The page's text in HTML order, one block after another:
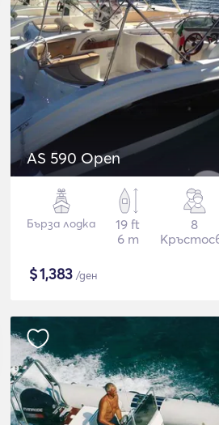
AS 590 Open
Бърза лодка
19 ft
6 m
8
$1,383 /ден